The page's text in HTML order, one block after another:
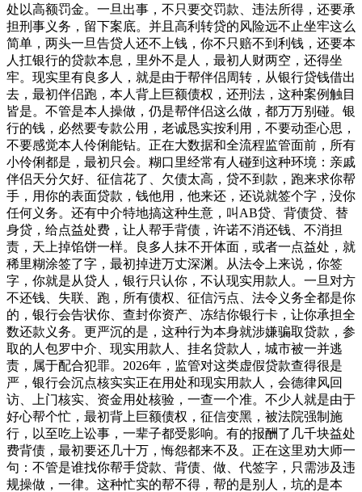
处以高额罚金。一旦出事，不只要交罚款、违法所得，还要承
担刑事义务，留下案底。并且高利转贷的风险远不止坐牢这么
简单，两头一旦告贷人还不上钱，你不只赔不到利钱，还要本
人扛银行的贷款本息，里外不是人，最初人财两空，还得坐
牢。现实里有良多人，就是由于帮伴侣周转，从银行贷钱借出
去，最初伴侣跑，本人背上巨额债权，还刑法，这种案例触目
皆是。不管是本人操做，仍是帮伴侣这么做，都万万别碰。银
行的钱，必然要专款公用，老诚恳实按利用，不要动歪心思，
不要感觉本人伶俐能钻。正在大数据和全流程监管面前，所有
小伶俐都是，最初只会。糊口里经常有人碰到这种环境：亲戚
伴侣天分欠好、征信花了、欠债太高，贷不到款，跑来求你帮
手，用你的表面贷款，钱他用，他来还，还说就签个字，没你
任何义务。还有中介特地搞这种生意，叫AB贷、背债贷、替
身贷，给点益处费，让人帮手背债，许诺不消还钱、不消担
责，天上掉馅饼一样。良多人抹不开体面，或者一点益处，就
稀里糊涂签了字，最初掉进万丈深渊。从法令上来说，你签
字，你就是从贷人，银行只认你，不认现实用款人。一旦对方
不还钱、失联、跑，所有债权、征信污点、法令义务全都是你
的，银行会告状你、查封你资产、冻结你银行卡，让你承担全
数还款义务。更严沉的是，这种行为本身就涉嫌骗取贷款，参
取的人包罗中介、现实用款人、挂名贷款人，城市被一并逃
责，属于配合犯罪。2026年，监管对这类虚假贷款查得很是
严，银行会沉点核实实正在用处和现实用款人，会德律风回
访、上门核实、资金用处核验，一查一个准。不少人就是由于
好心帮个忙，最初背上巨额债权，征信变黑，被法院强制施
行，以至吃上讼事，一辈子都受影响。有的报酬了几千块益处
费背债，最初要还几十万，悔怨都来不及。正在这里劝大师一
句：不管是谁找你帮手贷款、背债、做、代签字，只需涉及违
规操做，一律。这种忙实的帮不得，帮的是别人，坑的是本